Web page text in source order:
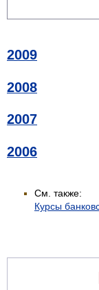
2009
2008
2007
2006
См. также:
Курсы